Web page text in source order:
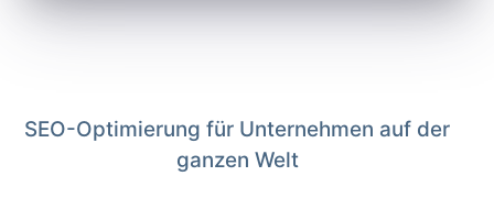
SEO-Optimierung für Unternehmen auf der
ganzen Welt